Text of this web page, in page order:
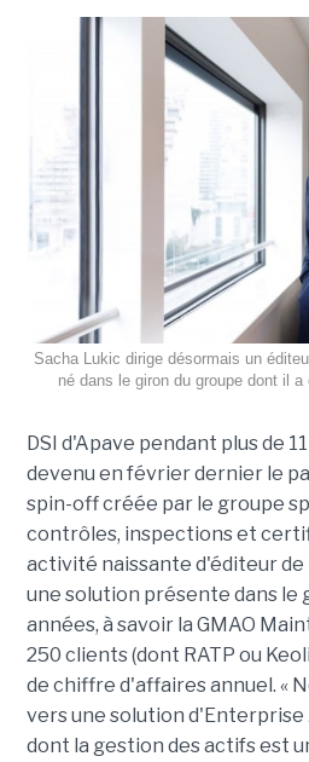
Sacha Lukic dirige désormais un
né dans le giron du groupe dont il
DSI d'Apave pendant plus de
devenu en février dernier le
spin-off créée par le groupe
contrôles, inspections et
activité naissante d'éditeur
une solution présente dans le
années, à savoir la GMAO
250 clients (dont RATP ou
de chiffre d'affaires annuel. «
vers une solution
dont la gestion des actifs est